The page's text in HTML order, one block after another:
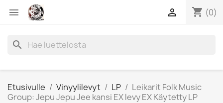
 shopping_cart (0)

search
Etusivulle Vinyylilevyt LP
Leikarit Folk Music
Group: Jepu Jepu Jee kansi EX levy EX Käytetty LP